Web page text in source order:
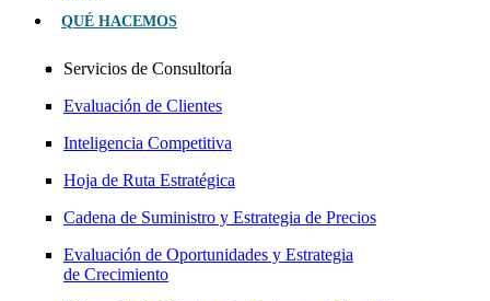
QUÉ HACEMOS
Servicios de Consultoría
Evaluación de Clientes
Inteligencia Competitiva
Hoja de Ruta Estratégica
Cadena de Suministro y Estrategia de Precios
Evaluación de Oportunidades y Estrategia
de Crecimiento